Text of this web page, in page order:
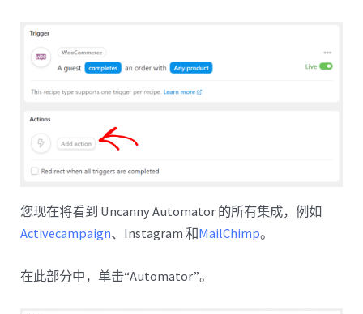
您现在将看到 Uncanny Automator 的所有集成，例如
Activecampaign、Instagram 和MailChimp。
在此部分中，单击“Automator”。